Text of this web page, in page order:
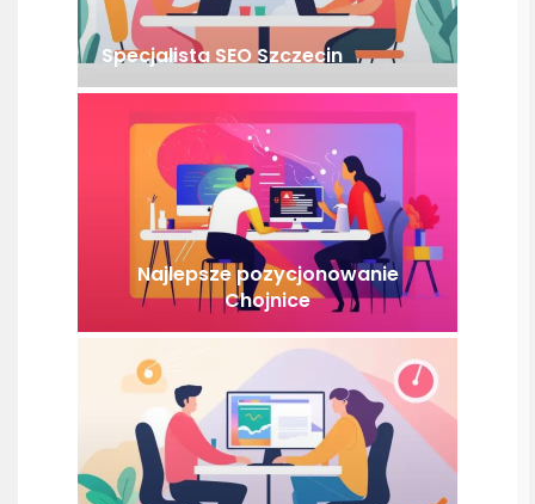
Specjalista SEO Szczecin
Najlepsze pozycjonowanie
Chojnice